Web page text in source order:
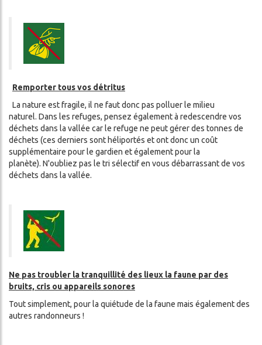
Remporter tous vos détritus
La nature est fragile, il ne faut donc pas polluer le milieu
naturel. Dans les refuges, pensez également à redescendre vos
déchets dans la vallée car le refuge ne peut gérer des tonnes de
déchets (ces derniers sont héliportés et ont donc un coût
supplémentaire pour le gardien et également pour la
planète). N'oubliez pas le tri sélectif en vous débarrassant de vos
déchets dans la vallée.
Ne pas troubler la tranquillité des lieux la faune par des
bruits, cris ou appareils sonores
Tout simplement, pour la quiétude de la faune mais également des
autres randonneurs !